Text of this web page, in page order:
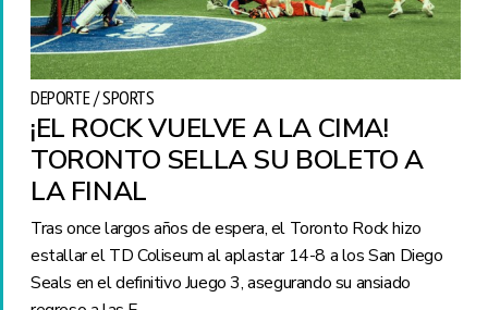
DEPORTE / SPORTS
¡EL ROCK VUELVE A LA CIMA!
TORONTO SELLA SU BOLETO A
LA FINAL
Tras once largos años de espera, el Toronto Rock hizo
estallar el TD Coliseum al aplastar 14-8 a los San Diego
Seals en el definitivo Juego 3, asegurando su ansiado